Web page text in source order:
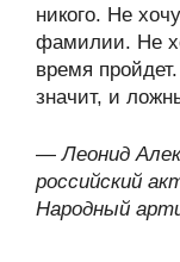
никого. Не
фамилии. Не
время
значит, и
—Леонид
российский
Народный